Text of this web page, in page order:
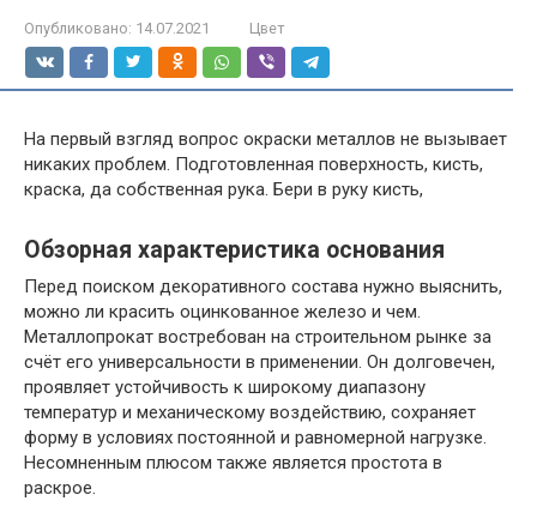
Опубликовано: 14.07.2021 Цвет
На первый взгляд вопрос окраски металлов не вызывает
никаких проблем. Подготовленная поверхность, кисть,
краска, да собственная рука. Бери в руку кисть,
Обзорная характеристика основания
Перед поиском декоративного состава нужно выяснить,
можно ли красить оцинкованное железо и чем.
Металлопрокат востребован на строительном рынке за
счёт его универсальности в применении. Он долговечен,
проявляет устойчивость к широкому диапазону
температур и механическому воздействию, сохраняет
форму в условиях постоянной и равномерной нагрузке.
Несомненным плюсом также является простота в
раскрое.